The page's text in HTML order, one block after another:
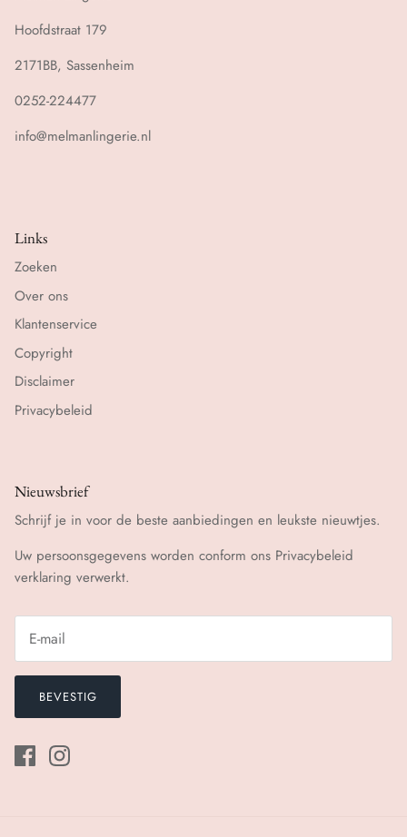
Hoofdstraat 179
2171BB, Sassenheim
0252-224477
info@melmanlingerie.nl
Links
Zoeken
Over ons
Klantenservice
Copyright
Disclaimer
Privacybeleid
Nieuwsbrief
Schrijf je in voor de beste aanbiedingen en leukste nieuwtjes.
Uw persoonsgegevens worden conform ons Privacybeleid
verklaring verwerkt.
BEVESTIG